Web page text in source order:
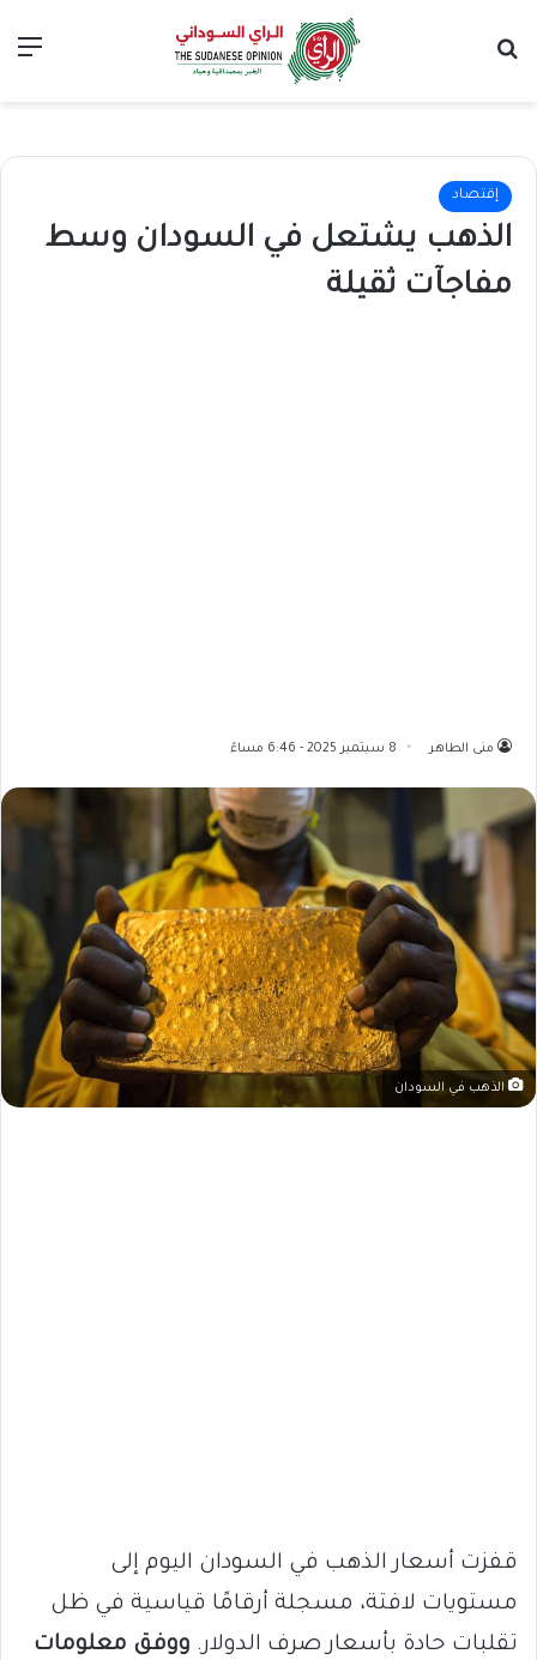
إقتصاد
الذهب يشتعل في السودان وسط
مفاجآت ثقيلة
منى الطاهر 8 سبتمبر 2025 - 6:46 مساءً
الذهب في السودان
قفزت أسعار الذهب في السودان اليوم إلى
مستويات لافتة، مسجلة أرقامًا قياسية في ظل
تقلبات حادة بأسعار صرف الدولار. ووفق معلومات